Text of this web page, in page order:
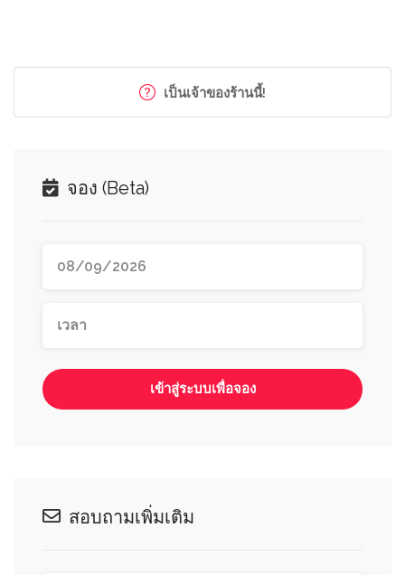
เป็นเจ้าของร้านนี้!
จอง (Beta)
เข้าสู่ระบบเพื่อจอง
สอบถามเพิ่มเติม